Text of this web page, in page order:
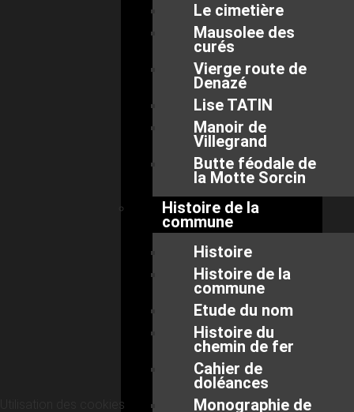
Le cimetière
Mausolee des
curés
Vierge route de
Denazé
Lise TATIN
Manoir de
Villegrand
Butte féodale de
la Motte Sorcin
Histoire de la
commune
Histoire
Histoire de la
commune
Etude du nom
Histoire du
chemin de fer
Cahier de
doléances
Monographie de
Utilisation des cookies